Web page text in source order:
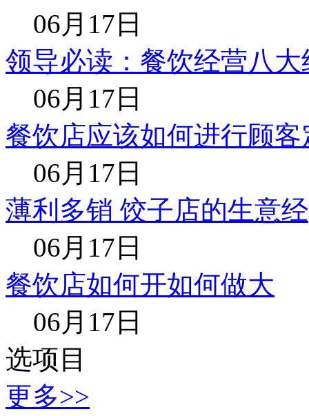
06月17日
领导必读：餐饮经营八大
06月17日
餐饮店应该如何进行顾客
06月17日
薄利多销 饺子店的生意经
06月17日
餐饮店如何开如何做大
06月17日
选项目
更多>>